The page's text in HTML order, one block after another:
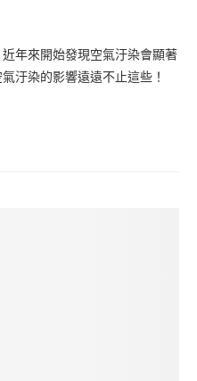
年來開始發現空氣汙染會顯著
汙染的影響遠遠不止這些！